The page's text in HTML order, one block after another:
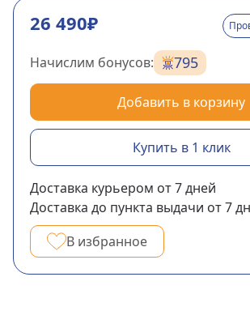
26 490₽
Начислим бонусов: 795
Добавить в корзину
Купить в 1 клик
Доставка курьером от 7дней
Доставка до пункта выдачи от 7
В избранное